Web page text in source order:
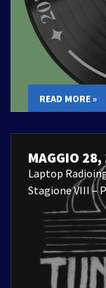
READ MORE »
MAGGIO
Laptop
Stagione VIII –